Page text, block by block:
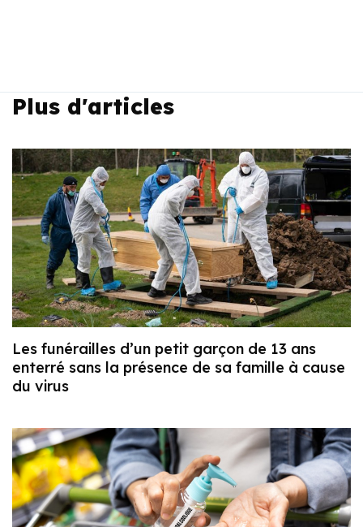
Plus d'articles
Les funérailles d’un petit garçon de 13 ans
enterré sans la présence de sa famille à cause
du virus